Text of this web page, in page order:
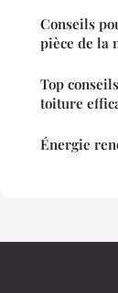
Conseils
pièce de la
Top
toiture
Énergie